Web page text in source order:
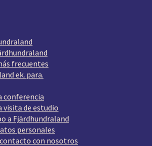
frecuentes
ek. para.
conferencia
visita de estudio
a Fjärdhundraland
personales
con nosotros